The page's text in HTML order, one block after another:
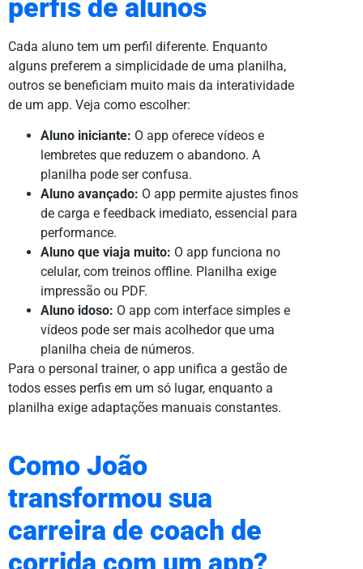
perfis de alunos
Cada aluno tem um perfil diferente. Enquanto
alguns preferem a simplicidade de uma planilha,
outros se beneficiam muito mais da interatividade
de um app. Veja como escolher:
Aluno iniciante: O app oferece vídeos e
lembretes que reduzem o abandono. A
planilha pode ser confusa.
Aluno avançado: O app permite ajustes finos
de carga e feedback imediato, essencial para
performance.
Aluno que viaja muito: O app funciona no
celular, com treinos offline. Planilha exige
impressão ou PDF.
Aluno idoso: O app com interface simples e
vídeos pode ser mais acolhedor que uma
planilha cheia de números.
Para o personal trainer, o app unifica a gestão de
todos esses perfis em um só lugar, enquanto a
planilha exige adaptações manuais constantes.
Como João
transformou sua
carreira de coach de